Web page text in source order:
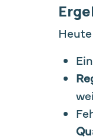
Ein